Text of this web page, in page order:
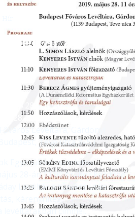
a
– 11:00
– 17:00
Levéltára, Gárdonyi
Teve utca 3–5.)
Egyesülete tisztelettel
28-án 11.00 órakor kezdődő
Levéltár a tűzvész után –
kárenyhítés,
címmel.